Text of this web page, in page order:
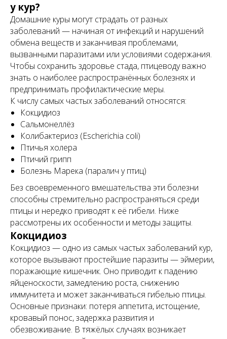
у кур?
Домашние куры могут страдать от разных
заболеваний — начиная от инфекций и нарушений
обмена веществ и заканчивая проблемами,
вызванными паразитами или условиями содержания.
Чтобы сохранить здоровье стада, птицеводу важно
знать о наиболее распространённых болезнях и
предпринимать профилактические меры.
К числу самых частых заболеваний относятся:
Кокцидиоз
Сальмонеллёз
Колибактериоз (Escherichia coli)
Птичья холера
Птичий грипп
Болезнь Марека (паралич у птиц)
Без своевременного вмешательства эти болезни
способны стремительно распространяться среди
птицы и нередко приводят к её гибели. Ниже
рассмотрены их особенности и методы защиты.
Кокцидиоз
Кокцидиоз — одно из самых частых заболеваний кур,
которое вызывают простейшие паразиты — эймерии,
поражающие кишечник. Оно приводит к падению
яйценоскости, замедлению роста, снижению
иммунитета и может заканчиваться гибелью птицы.
Основные признаки: потеря аппетита, истощение,
кровавый понос, задержка развития и
обезвоживание. В тяжёлых случаях возникает